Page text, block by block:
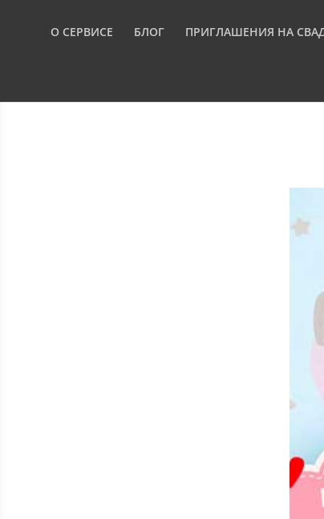
О СЕРВИСЕ БЛОГ ПРИГЛАШЕНИЯ НА